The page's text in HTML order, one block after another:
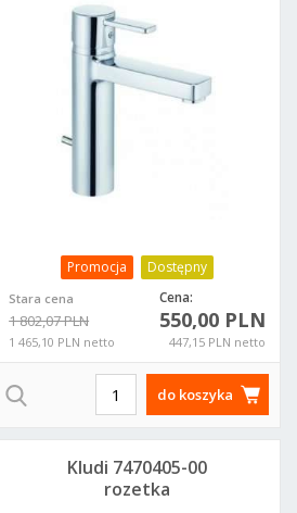
Grohe 22041GL0
zaworek katowy
pod baterie
1/2x1/2 cool
sunrise
Grohe
zaworek
pod
1/2x1/2
Promocja Dostępny
Stara cena
1 802,07 PLN
1 465,10 PLN netto
Cena:
550,00 PLN
447,15 PLN netto
do koszyka
Kludi 7470405-00
rozetka